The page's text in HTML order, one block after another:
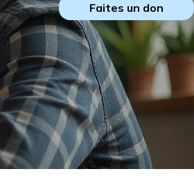
Faites un don